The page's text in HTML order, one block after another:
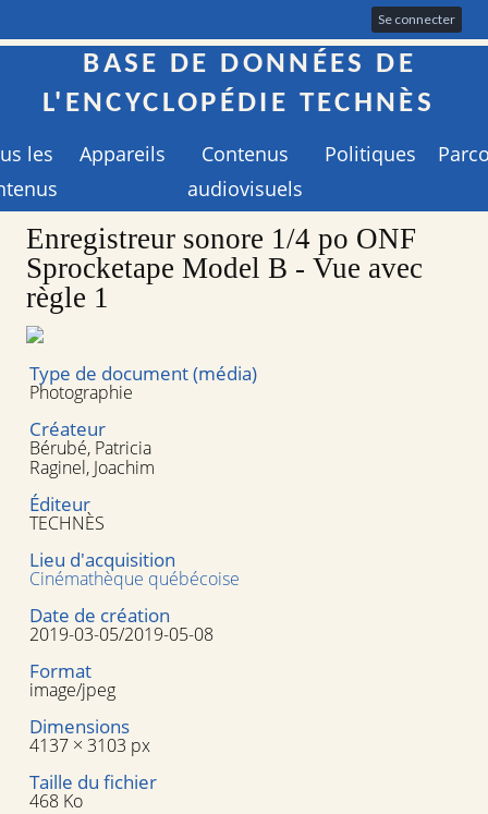
Se connecter
BASE DE DONNÉES DE
L'ENCYCLOPÉDIE TECHNÈS
les
Appareils
Contenus
audiovisuels
Politiques
Enregistreur sonore 1/4 po ONF
Sprocketape Model B - Vue avec
règle 1
Type de document (média)
Photographie
Créateur
Bérubé, Patricia
Raginel, Joachim
Éditeur
TECHNÈS
Lieu d'acquisition
Cinémathèque québécoise
Date de création
2019-03-05/2019-05-08
Format
image/jpeg
Dimensions
4137 × 3103 px
Taille du fichier
468 Ko